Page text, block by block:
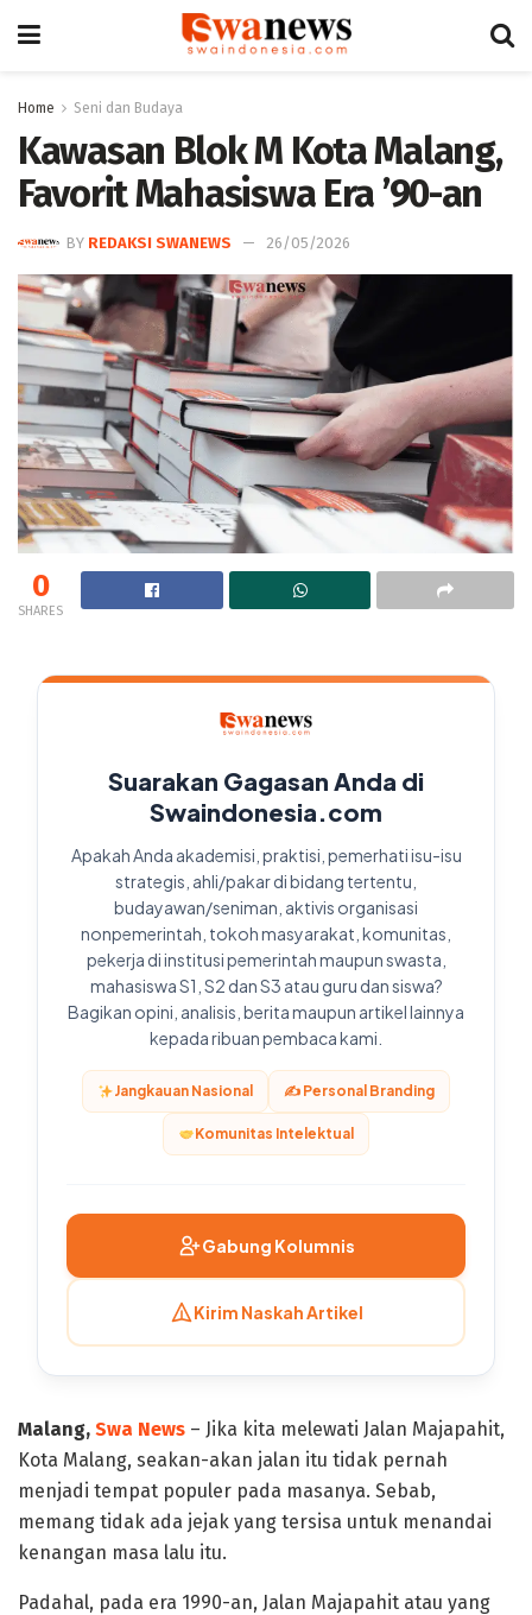
Home Seni dan Budaya
Kawasan Blok M Kota Malang,
Favorit Mahasiswa Era ’90-an
BY REDAKSI SWANEWS 26/05/2026
0
SHARES
Suarakan Gagasan Anda di
Swaindonesia.com
Apakah Anda akademisi, praktisi, pemerhati isu-isu
strategis, ahli/pakar di bidang tertentu,
budayawan/seniman, aktivis organisasi
nonpemerintah, tokoh masyarakat, komunitas,
pekerja di institusi pemerintah maupun swasta,
mahasiswa S1, S2 dan S3 atau guru dan siswa?
Bagikan opini, analisis, berita maupun artikel lainnya
kepada ribuan pembaca kami.
Jangkauan Nasional ✍️ Personal Branding
Komunitas Intelektual
Gabung Kolumnis
Kirim Naskah Artikel
Malang, Swa News – Jika kita melewati Jalan Majapahit,
Kota Malang, seakan-akan jalan itu tidak pernah
menjadi tempat populer pada masanya. Sebab,
memang tidak ada jejak yang tersisa untuk menandai
kenangan masa lalu itu.
Padahal, pada era 1990-an, Jalan Majapahit atau yang